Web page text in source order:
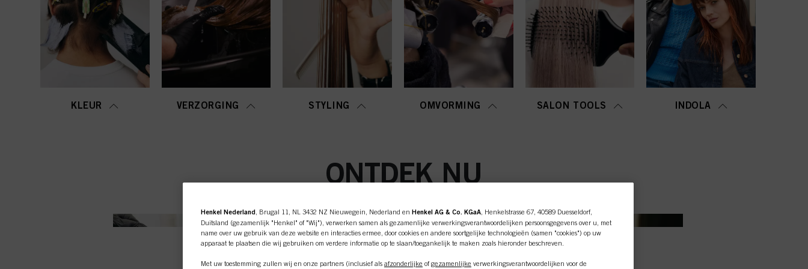
KLEUR VERZORGING STYLING OMVORMING SALON TOOLS INDOLA
ONTDEK NU
Henkel Nederland , Brugal 11, NL 3432 NZ Nieuwegein, Nederland en Henkel AG & Co. KGaA , Henkelstrasse 67, 40589 Duesseldorf,
Duitsland (gezamenlijk "Henkel" of "Wij"), verwerken samen als gezamenlijke verwerkingsverantwoordelijken persoonsgegevens over u, met
name over uw gebruik van deze website en interacties ermee, door cookies en andere soortgelijke technologieën (samen "cookies") op uw
apparaat te plaatsen die wij gebruiken om verdere informatie op te slaan/toegankelijk te maken zoals hieronder beschreven.
Met uw toestemming zullen wij en onze partners (inclusief als afzonderlijke ofgezamenlijke verwerkingsverantwoordelijken voor de